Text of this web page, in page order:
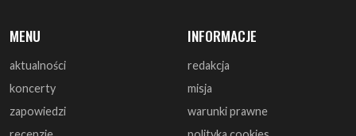
zapowiedzi
recenzje
zagrali
monografie
artykuły
warunki prawne
polityka cookies
reklama
współpraca
kontakt